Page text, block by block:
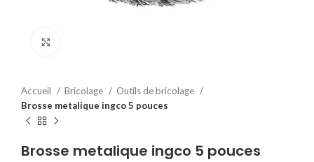
Accueil Bricolage
Outils de bricolage
Brosse metalique ingco 5 pouces
Brosse metalique ingco 5 pouces